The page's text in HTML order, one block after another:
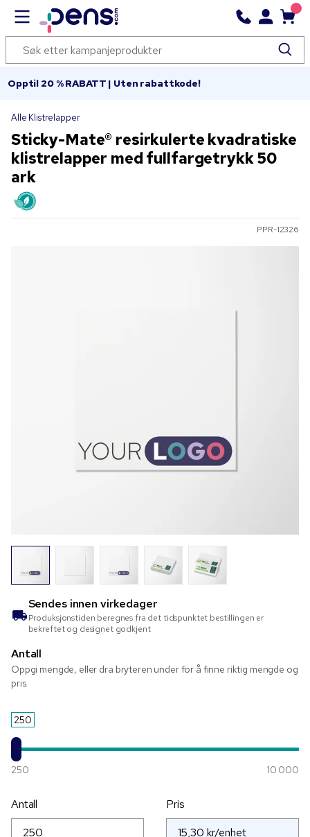
Opptil 20 % RABATT | Uten rabattkode!
Alle Klistrelapper
Sticky-Mate® resirkulerte kvadratiske
klistrelapper med fullfargetrykk 50
ark
PPR-12326
Sendes innen virkedager
Produksjonstiden beregnes fra det tidspunktet bestillingen er
bekreftet og designet godkjent
Antall
Oppgi mengde, eller dra bryteren under for å finne riktig mengde og
pris.
250
250 10 000
Antall Pris